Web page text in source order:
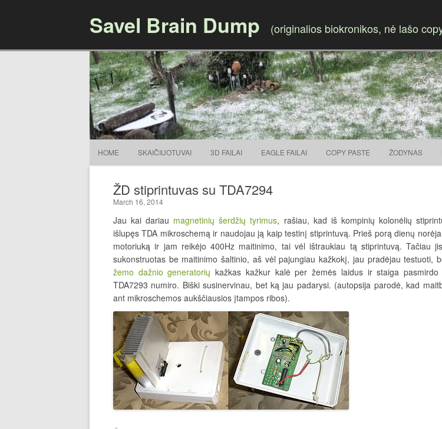
Savel Brain Dump (originalios biokronikos, nė lašo
HOME SKAIČIUOTUVAI 3D FAILAI EAGLE FAILAI COPY PASTE ŽODYNAS
ŽD stiprintuvas su TDA7294
March 16, 2014
Jau kai dariau magnetinių šerdžių tyrimus, rašiau, kad iš kompinių kolonėlių
išlupęs TDA mikroschemą ir naudojau ją kaip testinį stiprintuvą. Prieš porą dienų
motoriuką ir jam reikėjo 400Hz maitinimo, tai vėl ištraukiau tą stiprintuvą. Tačiau
sukonstruotas be maitinimo šaltinio, aš vėl pajungiau kažkokį, jau pradėjau testuoti,
žemo dažnio generatorių kažkas kažkur kalė per žemės laidus ir staiga pasmirdo
TDA7293 numiro. Biški susinervinau, bet ką jau padarysi. (autopsija parodė, kad
ant mikroschemos aukščiausios įtampos ribos).